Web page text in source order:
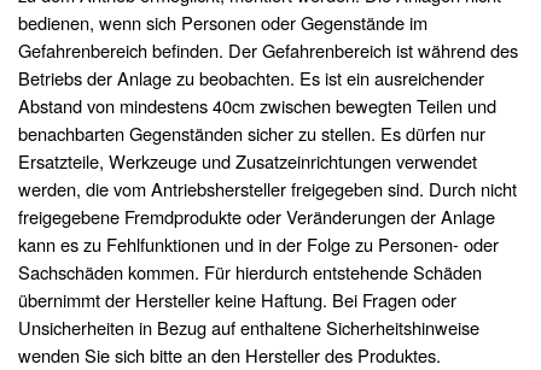
bedienen, wenn sich Personen oder Gegenstände im
Gefahrenbereich befinden. Der Gefahrenbereich ist während des
Betriebs der Anlage zu beobachten. Es ist ein ausreichender
Abstand von mindestens 40cm zwischen bewegten Teilen und
benachbarten Gegenständen sicher zu stellen. Es dürfen nur
Ersatzteile, Werkzeuge und Zusatzeinrichtungen verwendet
werden, die vom Antriebshersteller freigegeben sind. Durch nicht
freigegebene Fremdprodukte oder Veränderungen der Anlage
kann es zu Fehlfunktionen und in der Folge zu Personen- oder
Sachschäden kommen. Für hierdurch entstehende Schäden
übernimmt der Hersteller keine Haftung. Bei Fragen oder
Unsicherheiten in Bezug auf enthaltene Sicherheitshinweise
wenden Sie sich bitte an den Hersteller des Produktes.